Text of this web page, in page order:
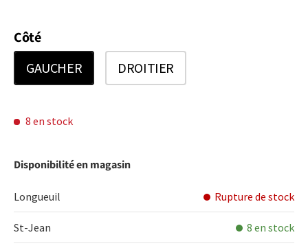
Côté
GAUCHER DROITIER
8 en stock
Disponibilité en magasin
Longueuil Rupture de stock
St-Jean 8 en stock